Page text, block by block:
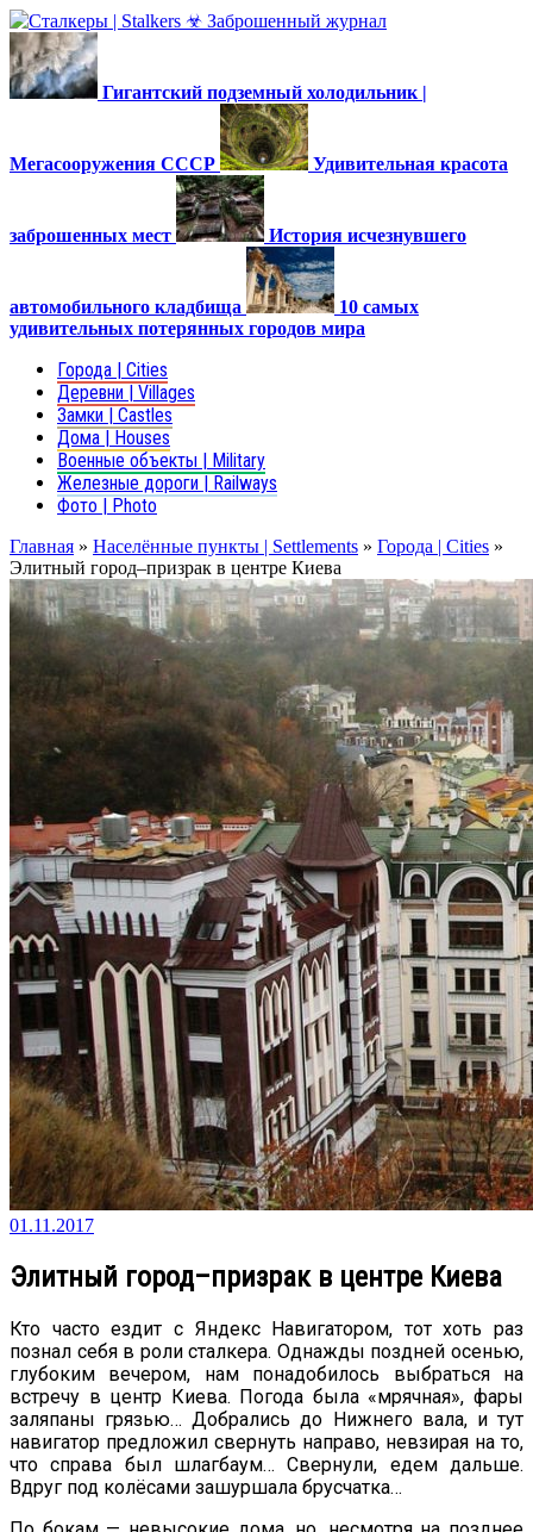
Гигантский подземный холодильник |
Мегасооружения СССР Удивительная красота
заброшенных мест История исчезнувшего
автомобильного кладбища
10 самых
удивительных потерянных городов мира
Города | Cities
Деревни | Villages
Замки | Castles
Дома | Houses
Военные объекты | Military
Железные дороги | Railways
Фото | Photo
Главная » Населённые пункты | Settlements » Города | Cities »
Элитный город–призрак в центре Киева
01.11.2017
Элитный город–призрак в центре Киева
Кто часто ездит с Яндекс Навигатором, тот хоть раз
познал себя в роли сталкера. Однажды поздней осенью,
глубоким вечером, нам понадобилось выбраться на
встречу в центр Киева. Погода была «мрячная», фары
заляпаны грязью… Добрались до Нижнего вала, и тут
навигатор предложил свернуть направо, невзирая на то,
что справа был шлагбаум… Свернули, едем дальше.
Вдруг под колёсами зашуршала брусчатка…